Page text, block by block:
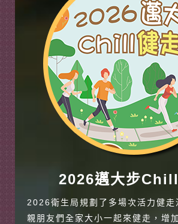
2026邁大步
2026衛生局規劃了多場次活力健走
親朋友們全家大小一起來健走，增